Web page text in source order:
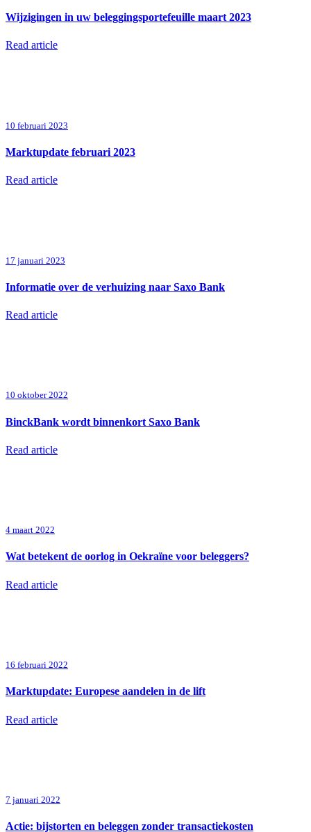
Wijzigingen in uw beleggingsportefeuille maart 2023
Read article
10 februari 2023
Marktupdate februari 2023
Read article
17 januari 2023
Informatie over de verhuizing naar Saxo Bank
Read article
10 oktober 2022
BinckBank wordt binnenkort Saxo Bank
Read article
4 maart 2022
Wat betekent de oorlog in Oekraïne voor beleggers?
Read article
16 februari 2022
Marktupdate: Europese aandelen in de lift
Read article
7 januari 2022
Actie: bijstorten en beleggen zonder transactiekosten